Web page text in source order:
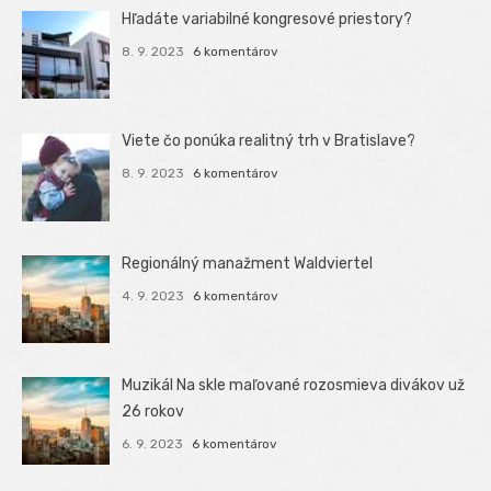
Hľadáte variabilné kongresové priestory?
8. 9. 2023 6 komentárov
Viete čo ponúka realitný trh v Bratislave?
8. 9. 2023 6 komentárov
Regionálný manažment Waldviertel
4. 9. 2023 6 komentárov
Muzikál Na skle maľované rozosmieva divákov už
26 rokov
6. 9. 2023 6 komentárov